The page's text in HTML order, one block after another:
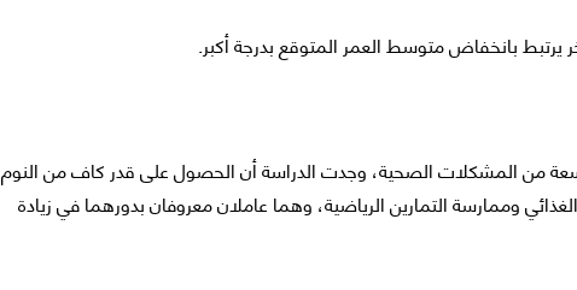
بانخفاض متوسط العمر المتوقع بدرجة أكبر.
من المشكلات الصحية، وجدت الدراسة أن الحصول على قدر كاف من النوم
وممارسة التمارين الرياضية، وهما عاملان معروفان بدورهما في زيادة